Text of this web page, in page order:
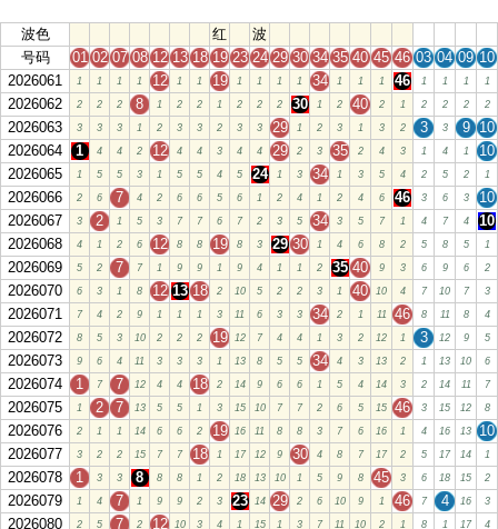
波色 红
波
号码
01 02 07 08 12 13 18 19 23 24 29 30 34 35 40 45 46 03 04 09 10
2026061
1 1 1 1 12 1 1 19 1 1 1 1 34 1 1 1 46 1 1 1 1
2026062 2 2 2 8 1 2 2 1 2 2 2 30 1 2 40 2 1 2 2 2 2
2026063 3 3 3 1 2 3 3 2 3 3 29 1 2 3 1 3 2 3 3 9 10
2026064
1 4 4 2 12 4 4 3 4 4 29 2 3 35 2 4 3 1 4 1
10
2026065
1 5 5 3 1 5 5 4 5 24 1 3 34 1 3 5 4 2 5 2 1
2026066 2 6 7 4 2 6 6 5 6 1 2 4 1 2 4 6 46 3 6 3
10
2026067
3 2 1 5 3 7 7 6 7 2 3 5 34 3 5 7 1 4 7 4
10
2026068
4 1 2 6 12 8 8 19 8 3 29 30 1 4 6 8 2 5 8 5 1
2026069 5 2 7 7 1 9 9 1 9 4 1 1 2 35 40 9 3 6 9 6 2
2026070 6 3 1 8 12 13 18 2 10 5 2 2 3 1 40 10 4 7 10 7 3
2026071 7 4 2 9 1 1 1 3 11 6 3 3 34 2 1 11 46 8 11 8 4
2026072 8 5 3 10 2 2 2 19 12 7 4 4 1 3 2 12 1 3 12 9 5
2026073 9 6 4 11 3 3 3 1 13 8 5 5 34 4 3 13 2 1 13 10 6
2026074 1 7 7 12 4 4 18 2 14 9 6 6 1 5 4 14 3 2 14 11 7
2026075 1 2 7 13 5 5 1 3 15 10 7 7 2 6 5 15 46 3 15 12 8
2026076 2 1 1 14 6 6 2 19 16 11 8 8 3 7 6 16 1 4 16 13
10
2026077
3 2 2 15 7 7 18 1 17 12 9 30 4 8 7 17 2 5 17 14 1
2026078 1 3 3 8 8 8 1 2 18 13 10 1 5 9 8 45 3 6 18 15 2
2026079 1 4 7 1 9 9 2 3 23 14 29 2 6 10 9 1 46 7 4 16 3
2026080 2 5 7 2 12 10 3 4 1 15 1 3 7 11 10 2 1 8 1 17 4